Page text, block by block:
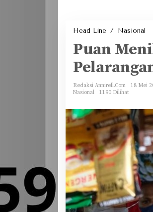
Head Line / Nasional
Puan
Redaksi Annirell.Com
18 Mei
Nasional
1190 Dilihat